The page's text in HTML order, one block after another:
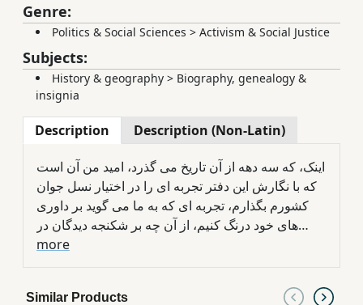
Genre:
Politics & Social Sciences > Activism & Social Justice
Subjects:
History & geography > Biography, genealogy &
insignia
Description Description (Non-Latin)
اینک، که سه دهه از آن تاریخ می گذرد، امید من آن است
که با نگارش این دفتر تجربه ای را در اختیار نسل جوان
کشورم بگذارم، تجربه ای که به ما می گوید بر داوری
های خود درنگ کنیم، از آن چه بر شکنجه دیدگان در
زندان های سیاسی ایران گذشته آسان نگذریم، تجربه ای
که ایستگادگی را ارج می گذارد و اختیار زندانی در
more
Similar Products